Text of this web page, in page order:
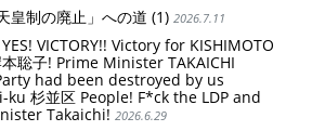
皇制の廃止」への道 (1) 2026.7.11
YES! VICTORY!! Victory for KISHIMOTO
聡子! Prime Minister TAKAICHI
had been destroyed by us
ku 杉並区 People! F*ck the LDP and
Takaichi! 2026.6.29